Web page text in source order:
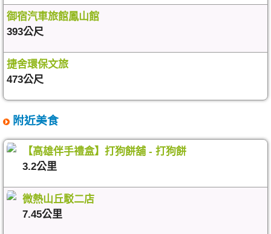
御宿汽車旅館鳳山館
393公尺
捷舍環保文旅
473公尺
附近美食
【高雄伴手禮盒】打狗餅舖 - 打狗餅
3.2公里
微熱山丘駁二店
7.45公里